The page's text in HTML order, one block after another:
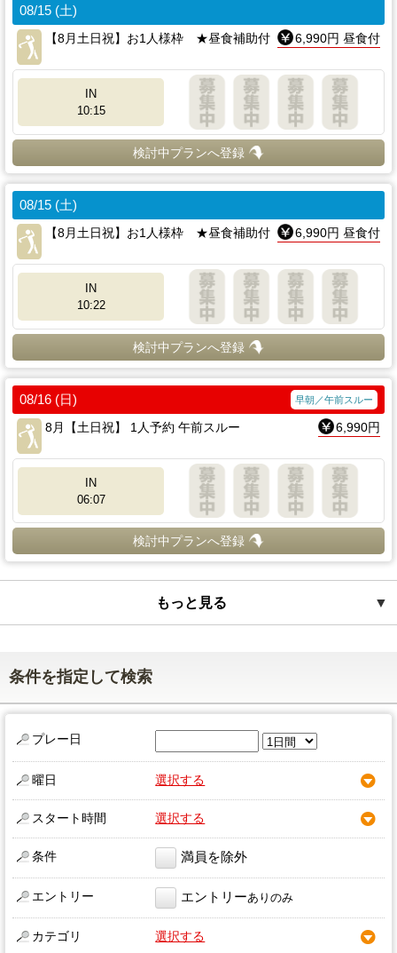
08/15 (土)
【8月土日祝】お1人様枠 ★昼食補助付
6,990円 昼食付
IN
10:15
検討中プランへ登録
08/15 (土)
【8月土日祝】お1人様枠 ★昼食補助付
6,990円 昼食付
IN
10:22
検討中プランへ登録
08/16 (日) 早朝／午前スルー
8月【土日祝】 1人予約 午前スルー 6,990円
IN
06:07
検討中プランへ登録
▼
もっと見る
条件を指定して検索
プレー日
曜日 選択する
スタート時間 選択する
条件 満員を除外
エントリー エントリーありのみ
カテゴリ 選択する